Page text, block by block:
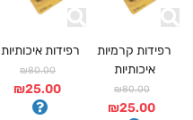
רפידות קרמיות
איכותיות
₪80.00
₪25.00
רפידות איכותיות
₪80.00
₪25.00